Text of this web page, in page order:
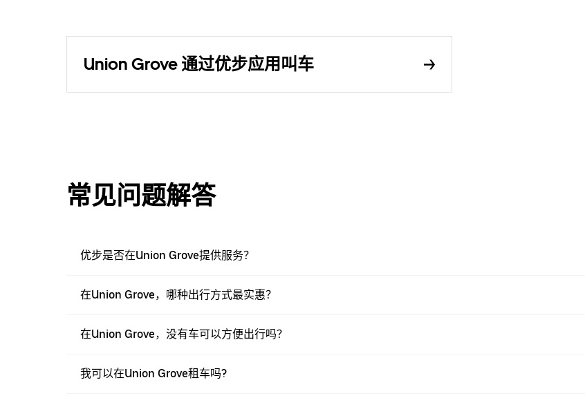
Union Grove 通过优步应用叫车
常见问题解答
优步是否在Union Grove提供服务？
在Union Grove，哪种出行方式最实惠？
在Union Grove，没有车可以方便出行吗？
我可以在Union Grove租车吗?